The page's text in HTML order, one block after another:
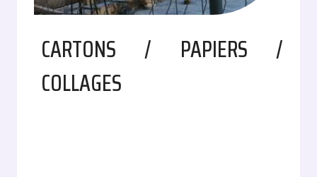
CARTONS / PAPIERS /
COLLAGES